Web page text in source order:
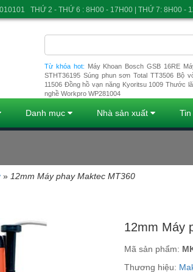
Từ khóa hot: Máy Khoan Bosch GSB 16RE
STHT36195 Súng phun sơn Total TT3506 Bộ
11506 Đồng hồ vạn năng Kyoritsu 1009 Thước
nghề Workpro WP281004
Danh mục Nhà sản xuất
» 12mm Máy phay Maktec MT360
12mm Máy
Mã sản phẩm:
Thương hiệu:
THỨ 2 - THỨ 6 : 8H00 - 17H00 | THỨ 7: 8H00 -